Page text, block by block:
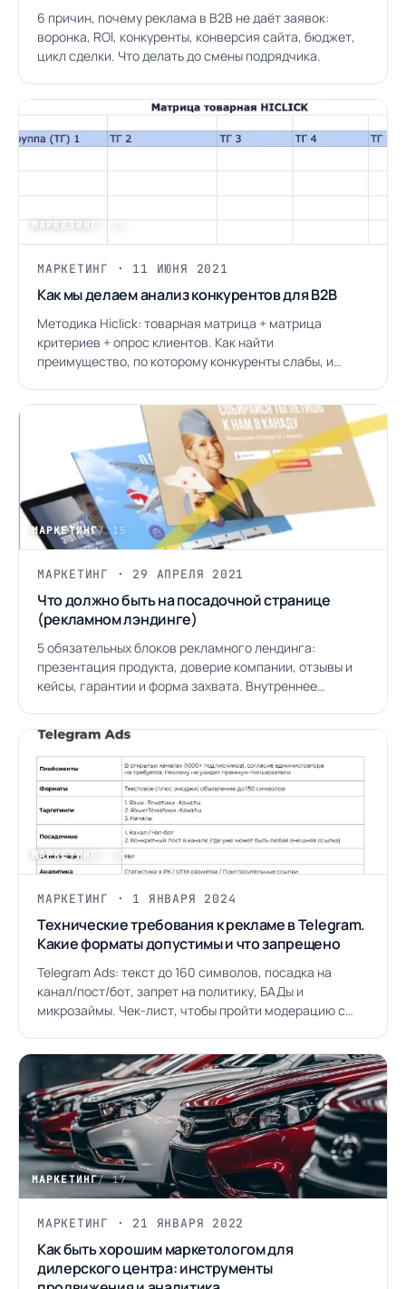
6 причин, почему реклама в B2B не даёт заявок:
воронка, ROI, конкуренты, конверсия сайта, бюджет,
цикл сделки. Что делать до смены подрядчика.
МАРКЕТИНГ
МАРКЕТИНГ · 11 ИЮНЯ 2021
Как мы делаем анализ конкурентов для B2B
Методика Hiclick: товарная матрица + матрица
критериев + опрос клиентов. Как найти
преимущество, по которому конкуренты слабы, и
МАРКЕТИНГ/ 15
МАРКЕТИНГ · 29 АПРЕЛЯ 2021
Что должно быть на посадочной странице
(рекламном лэндинге)
5 обязательных блоков рекламного лендинга:
презентация продукта, доверие компании, отзывы и
кейсы, гарантии и форма захвата. Внутреннее
МАРКЕТИНГ / 16
МАРКЕТИНГ · 1 ЯНВАРЯ 2024
Технические требования к рекламе в Telegram.
Какие форматы допустимы и что запрещено
Telegram Ads: текст до 160 символов, посадка на
канал/пост/бот, запрет на политику, БАДы и
микрозаймы. Чек-лист, чтобы пройти модерацию с
МАРКЕТИНГ/ 17
МАРКЕТИНГ · 21 ЯНВАРЯ 2022
Как быть хорошим маркетологом для
дилерского центра: инструменты